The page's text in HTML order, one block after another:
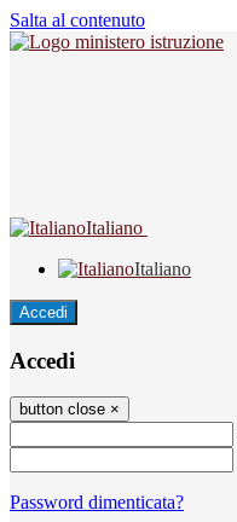
Salta al contenuto
Italiano
Italiano
Accedi
Accedi
button close ×
Password dimenticata?